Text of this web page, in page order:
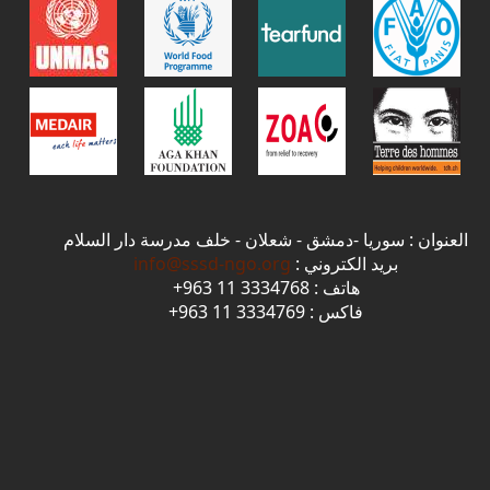
العنوان : سوريا -دمشق - شعلان - خلف مدرسة دار السلام
بريد الكتروني : info@sssd-ngo.org
هاتف : 3334768 11 963+
فاكس : 3334769 11 963+